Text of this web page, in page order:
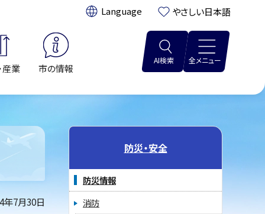
翻訳: やさしい日本語
産業 市の情報
AI検索 全メニュー
年7月30日
防災・安全
防災情報
消防